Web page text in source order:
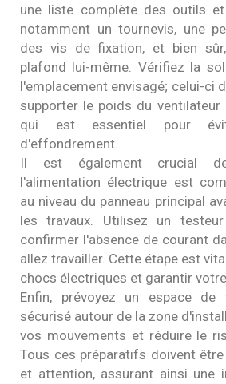
une liste complète des outils
notamment un tournevis, une
des vis de fixation, et bien
plafond lui-même. Vérifiez la
l'emplacement envisagé; celui-ci
supporter le poids du ventilateur
qui est essentiel pour
d'effondrement.
Il est également crucial
l'alimentation électrique est
au niveau du panneau principal
les travaux. Utilisez un
confirmer l'absence de courant
allez travailler. Cette étape est
chocs électriques et garantir
Enfin, prévoyez un espace
sécurisé autour de la zone
vos mouvements et réduire le
Tous ces préparatifs doivent
et attention, assurant ainsi une